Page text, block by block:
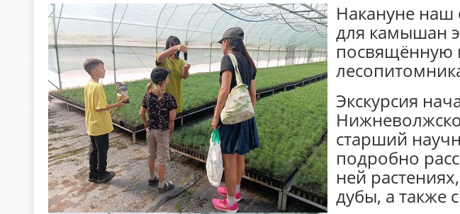
Накануне наш
для камышан
посвящённую
Экскурсия
старший
подробно
ней
дубы, а также